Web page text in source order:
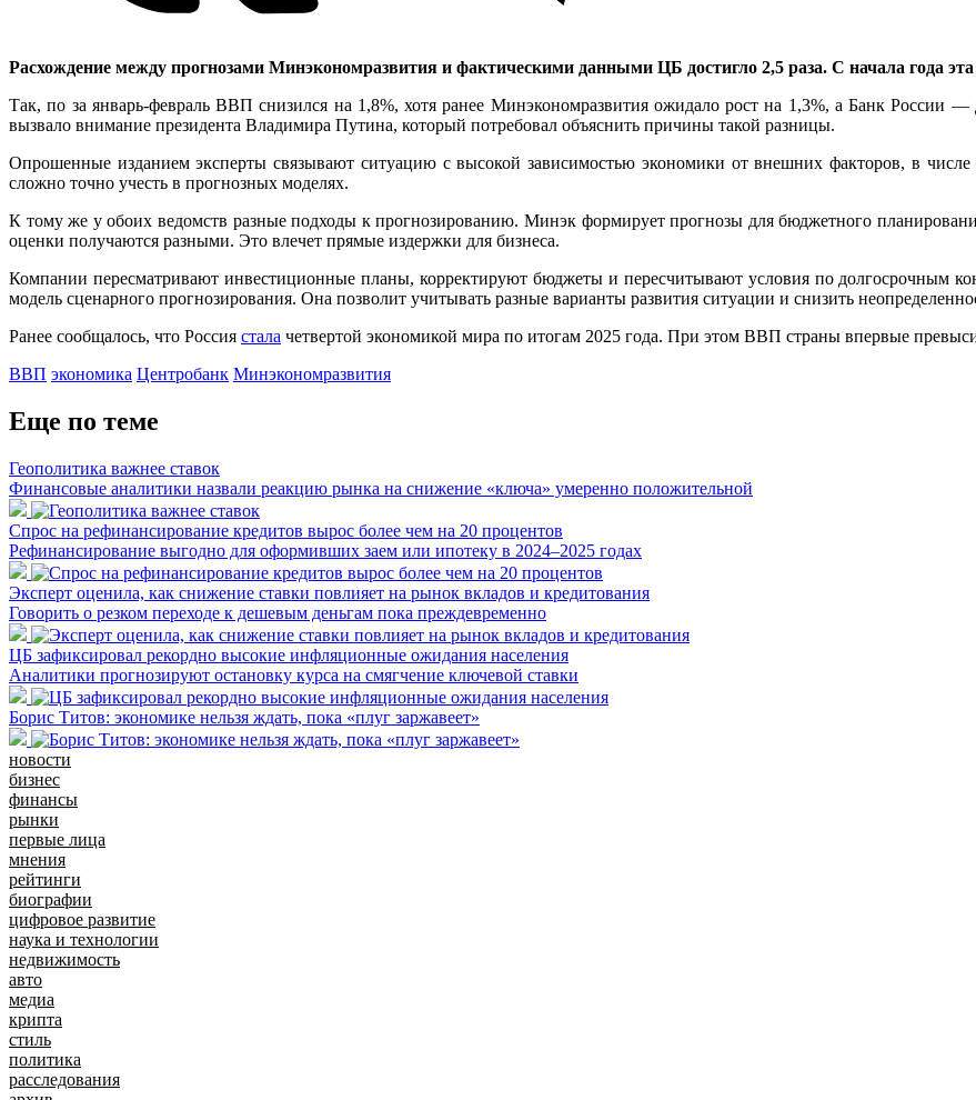
Расхождение между прогнозами Минэкономразвития и фактическими данными ЦБ достигло 2,5 раза. С начала года эта
Так, по за январь-февраль ВВП снизился на 1,8%, хотя ранее Минэкономразвития ожидало рост на 1,3%, а Банк России
вызвало внимание президента Владимира Путина, который потребовал объяснить причины такой разницы.
Опрошенные изданием эксперты связывают ситуацию с высокой зависимостью экономики от внешних факторов, в
сложно точно учесть в прогнозных моделях.
К тому же у обоих ведомств разные подходы к прогнозированию. Минэк формирует прогнозы для бюджетного
оценки получаются разными. Это влечет прямые издержки для бизнеса.
Компании пересматривают инвестиционные планы, корректируют бюджеты и пересчитывают условия по долгосрочным
модель сценарного прогнозирования. Она позволит учитывать разные варианты развития ситуации и снизить
Ранее сообщалось, что Россия стала четвертой экономикой мира по итогам 2025 года. При этом ВВП страны впервые
ВВП экономика Центробанк Минэкономразвития
Еще по теме
Геополитика важнее ставок
Финансовые аналитики назвали реакцию рынка на снижение «ключа» умеренно положительной
Спрос на рефинансирование кредитов вырос более чем на 20 процентов
Рефинансирование выгодно для оформивших заем или ипотеку в 2024–2025 годах
Эксперт оценила, как снижение ставки повлияет на рынок вкладов и кредитования
Говорить о резком переходе к дешевым деньгам пока преждевременно
ЦБ зафиксировал рекордно высокие инфляционные ожидания населения
Аналитики прогнозируют остановку курса на смягчение ключевой ставки
Борис Титов: экономике нельзя ждать, пока «плуг заржавеет»
новости
бизнес
финансы
рынки
первые лица
мнения
рейтинги
биографии
цифровое развитие
наука и технологии
недвижимость
авто
медиа
крипта
стиль
политика
расследования